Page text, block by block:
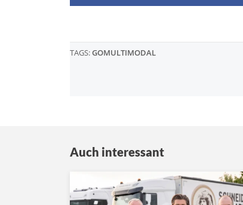
TAGS:GOMULTIMODAL
Auch interessant